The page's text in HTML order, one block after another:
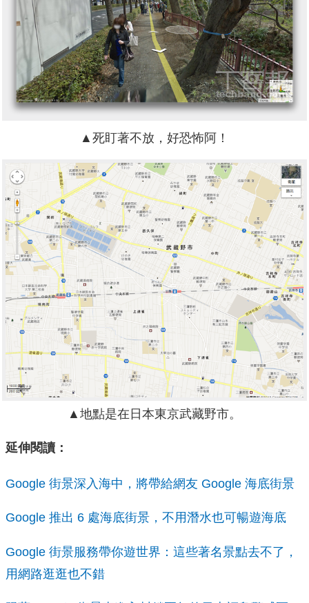
▲死盯著不放，好恐怖阿！
▲地點是在日本東京武藏野市。
延伸閱讀：
Google 街景深入海中，將帶給網友 Google 海底街景
Google 推出 6 處海底街景，不用潛水也可暢遊海底
Google 街景服務帶你遊世界：這些著名景點去不了，
用網路逛逛也不錯